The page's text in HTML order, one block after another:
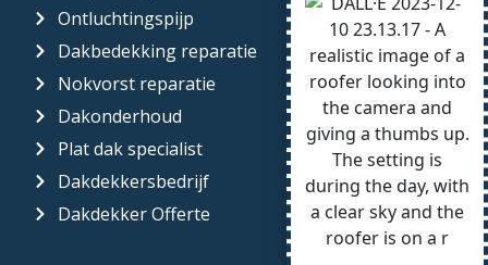
Ontluchtingspijp
Dakbedekking reparatie
Nokvorst reparatie
Dakonderhoud
Plat dak specialist
Dakdekkersbedrijf
Dakdekker Offerte